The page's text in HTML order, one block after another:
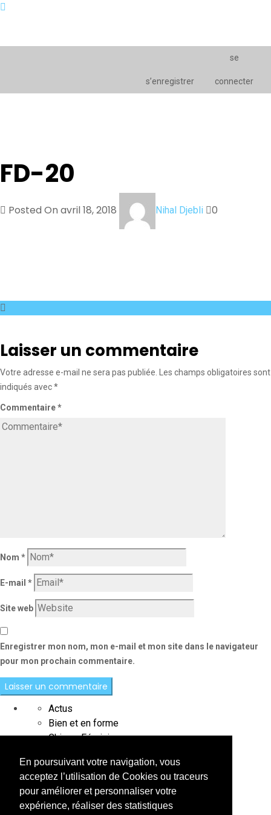
En poursuivant votre navigation, vous
acceptez l’utilisation de Cookies ou traceurs
pour améliorer et personnaliser votre
expérience, réaliser des statistiques
s’enregistrer
se
connecter
FD-20
Posted On avril 18, 2018 Nihal Djebli 0
Laisser un commentaire
Votre adresse e-mail ne sera pas publiée.
Les champs obligatoires sont
indiqués avec*
Commentaire*
Nom *
E-mail *
Site web
Enregistrer mon nom, mon e-mail et mon site dans le navigateur
pour mon prochain commentaire.
Actus
Bien et en forme
Chic au Féminin
Destination
Interviews
L'instant précieux
Le saviez-vous